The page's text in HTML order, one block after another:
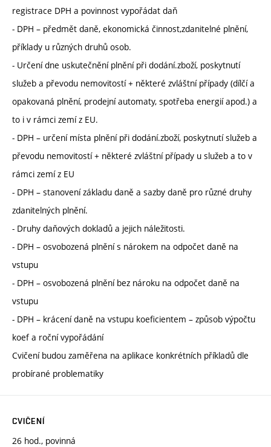
registrace DPH a povinnost vypořádat daň
- DPH – předmět daně, ekonomická činnost,zdanitelné plnění,
příklady u různých druhů osob.
- Určení dne uskutečnění plnění při dodání.zboží, poskytnutí
služeb a převodu nemovitostí + některé zvláštní případy (dílčí a
opakovaná plnění, prodejní automaty, spotřeba energií apod.) a
to i v rámci zemí z EU.
- DPH – určení místa plnění při dodání.zboží, poskytnutí služeb a
převodu nemovitostí + některé zvláštní případy u služeb a to v
rámci zemí z EU
- DPH – stanovení základu daně a sazby daně pro různé druhy
zdanitelných plnění.
- Druhy daňových dokladů a jejich náležitosti.
- DPH – osvobozená plnění s nárokem na odpočet daně na
vstupu
- DPH – osvobozená plnění bez nároku na odpočet daně na
vstupu
- DPH – krácení daně na vstupu koeficientem – způsob výpočtu
koef a roční vypořádání
Cvičení budou zaměřena na aplikace konkrétních příkladů dle
probírané problematiky
CVIČENÍ
26 hod., povinná